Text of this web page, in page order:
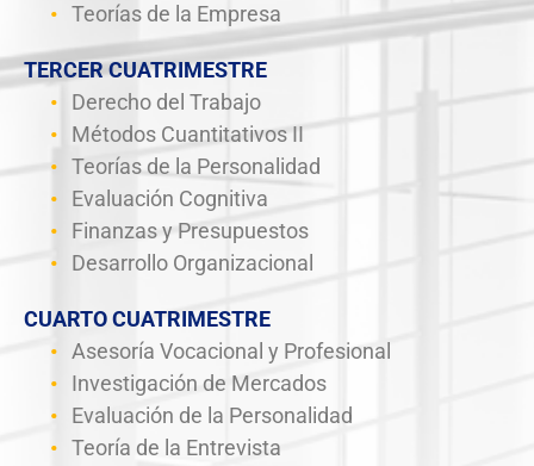
Teorías de la Empresa
TERCER CUATRIMESTRE
Derecho del Trabajo
Métodos Cuantitativos II
Teorías de la Personalidad
Evaluación Cognitiva
Finanzas y Presupuestos
Desarrollo Organizacional
CUARTO CUATRIMESTRE
Asesoría Vocacional y Profesional
Investigación de Mercados
Evaluación de la Personalidad
Teoría de la Entrevista